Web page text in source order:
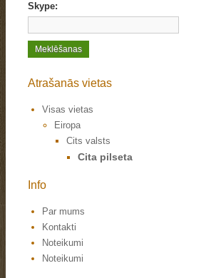
Skype:
Atrašanās vietas
Visas vietas
Eiropa
Cits valsts
Cita pilseta
Info
Par mums
Kontakti
Noteikumi
Noteikumi